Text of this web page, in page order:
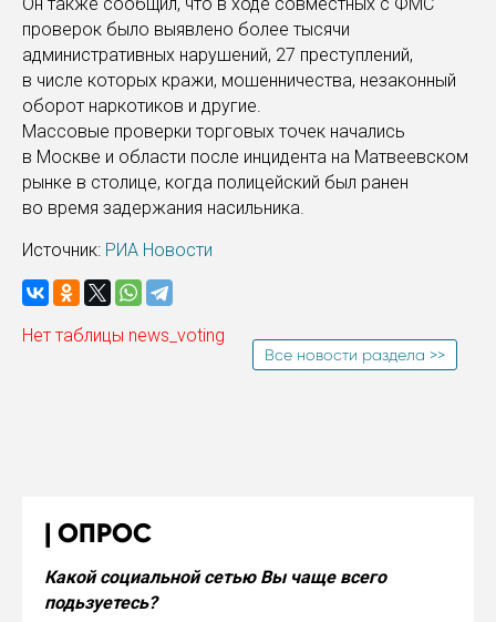
проверок было выявлено более тысячи
административных нарушений, 27 преступлений,
в числе которых кражи, мошенничества, незаконный
оборот наркотиков и другие.
Массовые проверки торговых точек начались
в Москве и области после инцидента на Матвеевском
рынке в столице, когда полицейский был ранен
во время задержания насильника.
Источник: РИА Новости
Нет таблицы news_voting
Все новости раздела >>
ОПРОС
Какой социальной сетью Вы чаще всего
подьзуетесь?